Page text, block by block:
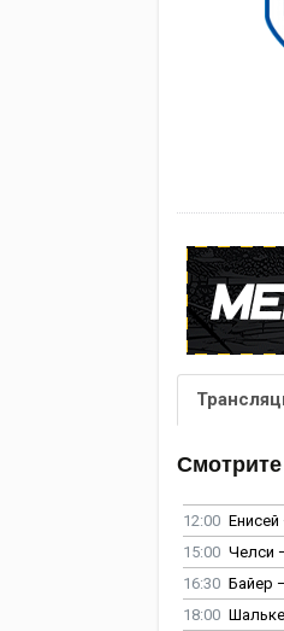
12:00
15:00 Челси
16:30 Байер
18:00